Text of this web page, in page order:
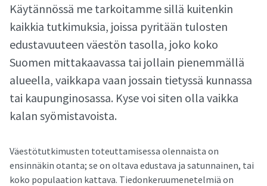
Käytännössä me tarkoitamme sillä kuitenkin
kaikkia tutkimuksia, joissa pyritään tulosten
edustavuuteen väestön tasolla, joko koko
Suomen mittakaavassa tai jollain pienemmällä
alueella, vaikkapa vaan jossain tietyssä kunnassa
tai kaupunginosassa. Kyse voi siten olla vaikka
kalan syömistavoista.
Väestötutkimusten toteuttamisessa olennaista on
ensinnäkin otanta; se on oltava edustava ja satunnainen, tai
koko populaation kattava. Tiedonkeruumenetelmiä on